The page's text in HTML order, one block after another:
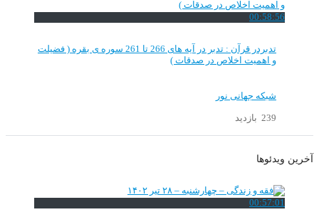
00:58:56
تدبردر قرآن : تدبر در آیه های 266 تا 261 سوره ی بقره ( فضیلت
و اهمیت اخلاص در صدقات )
شبکه جهانی نور
239 بازدید
آخرین ویدئوها
00:57:01